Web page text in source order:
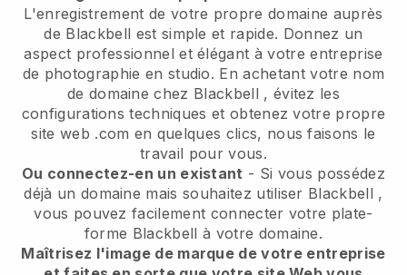
L'enregistrement de votre propre domaine auprès
de Blackbell est simple et rapide. Donnez un
aspect professionnel et élégant à votre entreprise
de photographie en studio. En achetant votre nom
de domaine chez Blackbell , évitez les
configurations techniques et obtenez votre propre
site web .com en quelques clics, nous faisons le
travail pour vous.
Ou connectez-en un existant - Si vous possédez
déjà un domaine mais souhaitez utiliser Blackbell ,
vous pouvez facilement connecter votre plate-
forme Blackbell à votre domaine.
Maîtrisez l'image de marque de votre entreprise